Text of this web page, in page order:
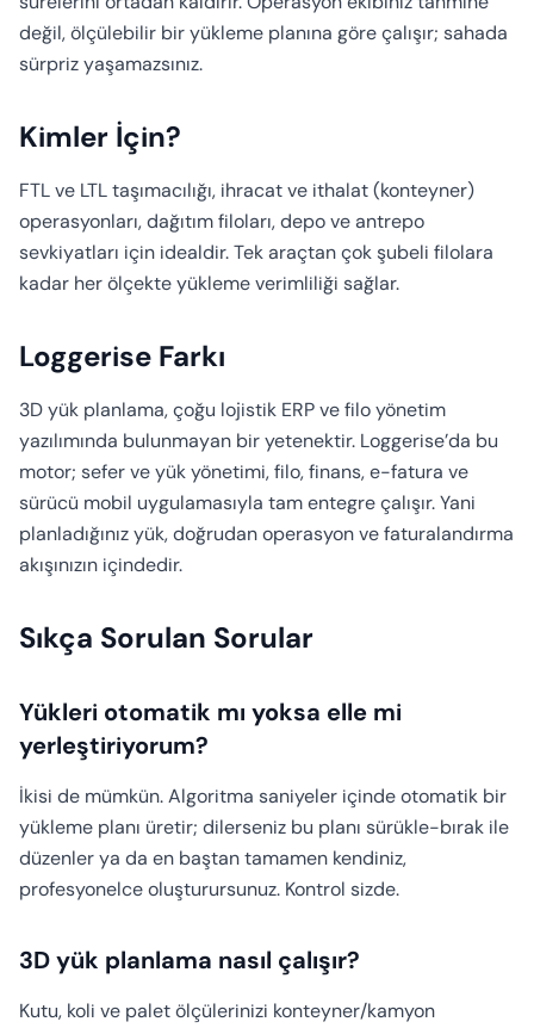
değil, ölçülebilir bir yükleme planına göre çalışır; sahada
sürpriz yaşamazsınız.
Kimler İçin?
FTL ve LTL taşımacılığı, ihracat ve ithalat (konteyner)
operasyonları, dağıtım filoları, depo ve antrepo
sevkiyatları için idealdir. Tek araçtan çok şubeli filolara
kadar her ölçekte yükleme verimliliği sağlar.
Loggerise Farkı
3D yük planlama, çoğu lojistik ERP ve filo yönetim
yazılımında bulunmayan bir yetenektir. Loggerise’da bu
motor; sefer ve yük yönetimi, filo, finans, e-fatura ve
sürücü mobil uygulamasıyla tam entegre çalışır. Yani
planladığınız yük, doğrudan operasyon ve faturalandırma
akışınızın içindedir.
Sıkça Sorulan Sorular
Yükleri otomatik mı yoksa elle mi
yerleştiriyorum?
İkisi de mümkün. Algoritma saniyeler içinde otomatik bir
yükleme planı üretir; dilerseniz bu planı sürükle-bırak ile
düzenler ya da en baştan tamamen kendiniz,
profesyonelce oluşturursunuz. Kontrol sizde.
3D yük planlama nasıl çalışır?
Kutu, koli ve palet ölçülerinizi konteyner/kamyon